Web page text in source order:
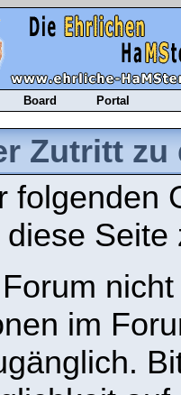
Board Portal
Zutritt
folgenden
Seite
im